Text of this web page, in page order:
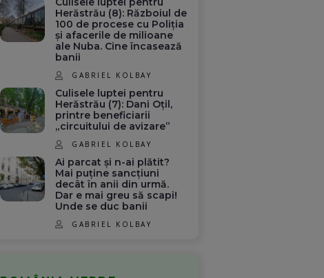
Herăstrău (8): Războiul de
100 de procese cu Poliția
și afacerile de milioane
ale Nuba. Cine încasează
banii
GABRIEL KOLBAY
Culisele luptei pentru
Herăstrău (7): Dani Oțil,
printre beneficiarii
„circuitului de avizare”
GABRIEL KOLBAY
Ai parcat și n-ai plătit?
Mai puține sancțiuni
decât în anii din urmă.
Dar e mai greu să scapi!
Unde se duc banii
GABRIEL KOLBAY